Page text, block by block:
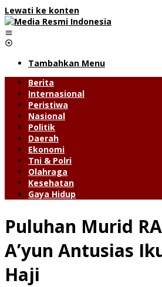
Lewati ke konten
Tambahkan Menu
Berita
Internasional
Peristiwa
Nasional
Politik
Daerah
Ekonomi
Tni & Polri
Olahraga
Kesehatan
Gaya Hidup
Puluhan Murid
A’yun Antusias
Haji